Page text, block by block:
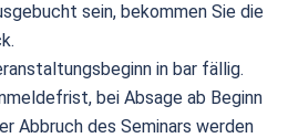
sein, bekommen Sie die
in bar fällig.
bei Absage ab Beginn
Abbruch des Seminars werden